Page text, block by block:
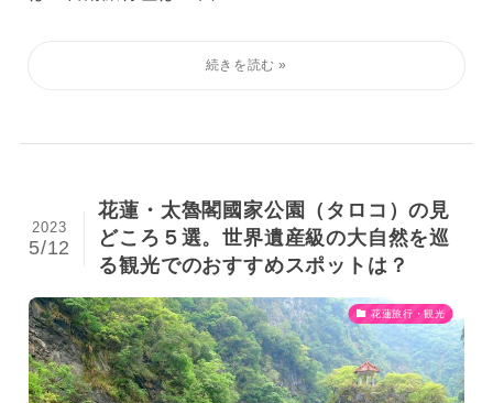
花蓮・太魯閣國家公園（タロコ）の見
どころ５選。世界遺産級の大自然を巡
る観光でのおすすめスポットは？
2023
5/12
花蓮旅行・観光